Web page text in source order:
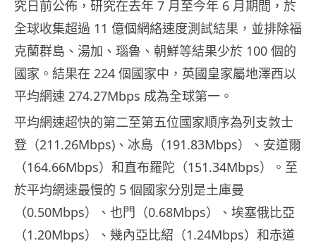
究日前公佈，研究在去年 7 月至今年 6 月期間，於
全球收集超過 11 億個網絡速度測試結果，並排除福
克蘭群島、湯加、瑙魯、朝鮮等結果少於 100 個的
國家。結果在 224 個國家中，英國皇家屬地澤西以
平均網速 274.27Mbps 成為全球第一。
平均網速超快的第二至第五位國家順序為列支敦士
登（211.26Mbps)、冰島（191.83Mbps）、安道爾
（164.66Mbps）和直布羅陀（151.34Mbps）。至
於平均網速最慢的 5 個國家分別是土庫曼
（0.50Mbps）、也門（0.68Mbps）、埃塞俄比亞
（1.20Mbps）、幾內亞比紹（1.24Mbps）和赤道